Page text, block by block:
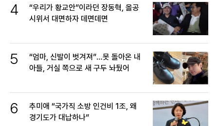
4
“우리가 황교안”이라던 장동혁, 올공
시위서 대면하자 데면데면
5
“엄마, 신발이 벗겨져”…못 돌아온 내
아들, 거실 쪽으로 새 구두 놔뒀어
6
추미애 “국가직 소방 인건비 1조, 왜
경기도가 대납하나”